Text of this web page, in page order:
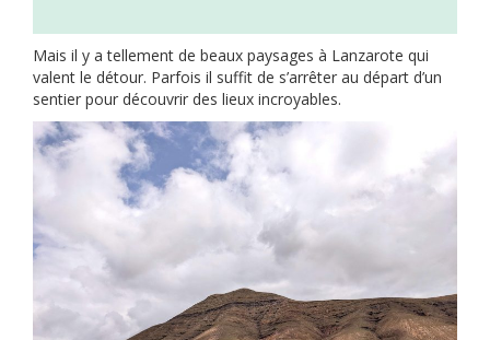
Mais il y a tellement de beaux paysages à Lanzarote qui
valent le détour. Parfois il suffit de s’arrêter au départ d’un
sentier pour découvrir des lieux incroyables.